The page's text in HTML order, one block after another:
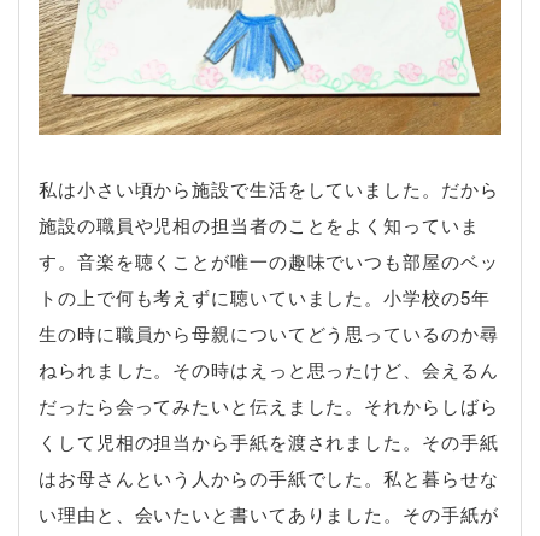
私は小さい頃から施設で生活をしていました。だから
施設の職員や児相の担当者のことをよく知っていま
す。音楽を聴くことが唯一の趣味でいつも部屋のベッ
トの上で何も考えずに聴いていました。小学校の5年
生の時に職員から母親についてどう思っているのか尋
ねられました。その時はえっと思ったけど、会えるん
だったら会ってみたいと伝えました。それからしばら
くして児相の担当から手紙を渡されました。その手紙
はお母さんという人からの手紙でした。私と暮らせな
い理由と、会いたいと書いてありました。その手紙が